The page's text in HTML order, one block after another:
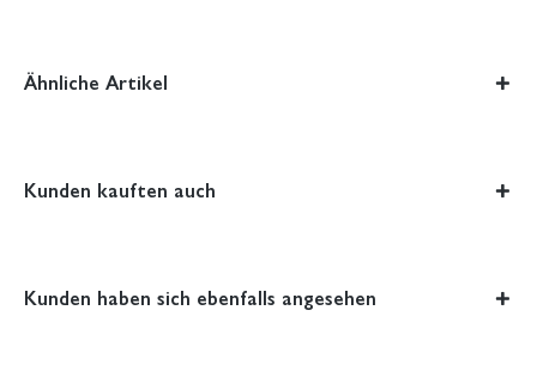
Ähnliche Artikel
Kunden kauften auch
Kunden haben sich ebenfalls angesehen